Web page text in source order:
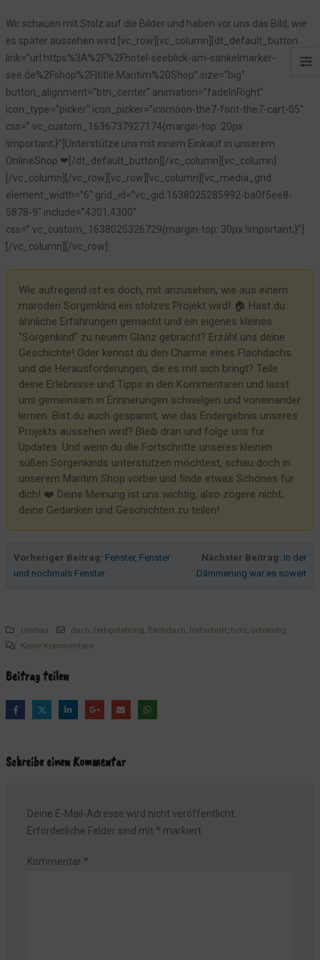
Wir schauen mit Stolz auf die Bilder und haben vor uns das Bild, wie
es später aussehen wird.[vc_row][vc_column][dt_default_button
link=”url:https%3A%2F%2Fhotel-seeblick-am-sankelmarker-
see.de%2Fshop%2F|title:Maritim%20Shop” size=”big”
button_alignment=”btn_center” animation=”fadeInRight”
icon_type=”picker” icon_picker=”icomoon-the7-font-the7-cart-05″
css=”.vc_custom_1636737927174{margin-top: 20px
!important;}”]Unterstütze uns mit einem Einkauf in unserem
OnlineShop ❤[/dt_default_button][/vc_column][vc_column]
[/vc_column][/vc_row][vc_row][vc_column][vc_media_grid
element_width=”6″ grid_id=”vc_gid:1638025285992-ba0f5ee8-
5878-9″ include=”4301,4300″
css=”.vc_custom_1638025326729{margin-top: 30px !important;}”]
[/vc_column][/vc_row]
Wie aufregend ist es doch, mit anzusehen, wie aus einem
maroden Sorgenkind ein stolzes Projekt wird! 🏠 Hast du
ähnliche Erfahrungen gemacht und ein eigenes kleines
"Sorgenkind" zu neuem Glanz gebracht? Erzähl uns deine
Geschichte! Oder kennst du den Charme eines Flachdachs
und die Herausforderungen, die es mit sich bringt? Teile
deine Erlebnisse und Tipps in den Kommentaren und lasst
uns gemeinsam in Erinnerungen schwelgen und voneinander
lernen. Bist du auch gespannt, wie das Endergebnis unseres
Projekts aussehen wird? Bleib dran und folge uns für
Updates. Und wenn du die Fortschritte unseres kleinen
süßen Sorgenkinds unterstützen möchtest, schau doch in
unserem Maritim Shop vorbei und finde etwas Schönes für
dich! ❤️ Deine Meinung ist uns wichtig, also zögere nicht,
deine Gedanken und Geschichten zu teilen!
Vorheriger Beitrag: Fenster, Fenster
und nochmals Fenster
Nächster Beitrag: In der
Dämmerung war es soweit
Umbau dach ,fertigstellung ,flachdach ,fortschritt holz schalung
Keine Kommentare
Beitrag teilen
Schreibe einen Kommentar
Deine E-Mail-Adresse wird nicht veröffentlicht.
Erforderliche Felder sind mit * markiert
Kommentar *